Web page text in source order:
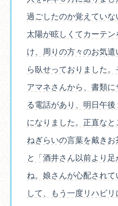
過ごしたのか覚えていな
太陽が眩しくてカーテ
け、周りの方々のお気
ら臥せっておりました
アマネさんから、書類
る電話があり、明日午
になりました。正直なと
ねぎらいの言葉を戴き
と「酒井さん以前より
ね。娘さんが心配され
して、もう一度リハビ